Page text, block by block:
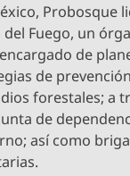
Probosque
del Fuego, un
de
de
forestales; a
de
así como